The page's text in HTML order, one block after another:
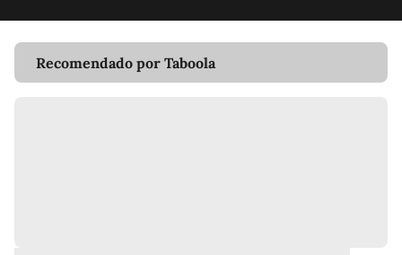
Recomendado por Taboola